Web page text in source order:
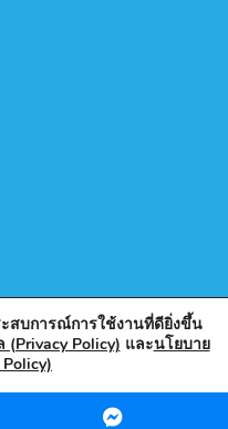
by PlasticPark
สบการณ์การใช้งานที่ดียิ่งขึ้น
Policy) และนโยบาย